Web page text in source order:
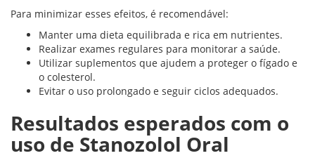
Para minimizar esses efeitos, é recomendável:
Manter uma dieta equilibrada e rica em nutrientes.
Realizar exames regulares para monitorar a saúde.
Utilizar suplementos que ajudem a proteger o fígado e
o colesterol.
Evitar o uso prolongado e seguir ciclos adequados.
Resultados esperados com o
uso de Stanozolol Oral